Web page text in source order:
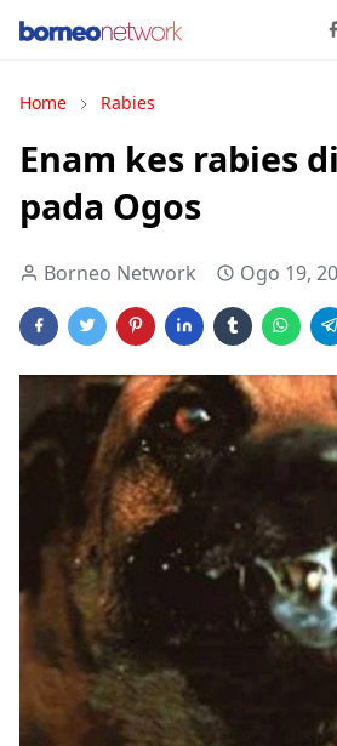
Home Rabies
Enam kes rabies
pada Ogos
Borneo Network Ogo 19,